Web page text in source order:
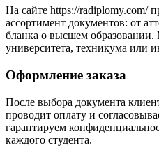
На сайте https://radiplomy.com/
ассортимент документов: от
бланка о высшем
университета, техникума или
Оформление заказа
После выбора документа
проводит оплату и
гарантируем
каждого студента.